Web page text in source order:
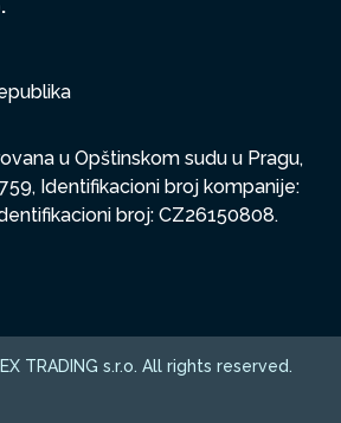
u Opštinskom sudu u Pragu,
Identifikacioni broj kompanije:
broj: CZ26150808.
TRADING s.r.o. All rights reserved.